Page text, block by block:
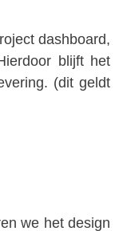
dashboard,
blijft het
(dit geldt
we het design